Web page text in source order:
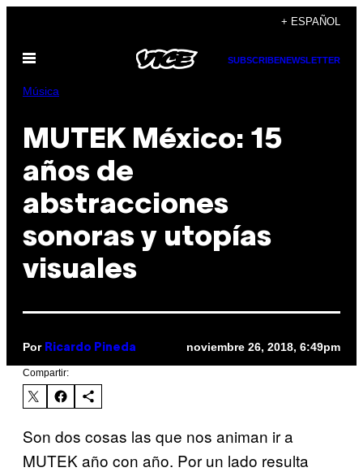
contenido
+ ESPAÑOL
Abrir
SUBSCRIBENEWSLETTER
Música
MUTEK México: 15
años de
abstracciones
sonoras y utopías
visuales
Por Ricardo Pineda noviembre 26, 2018, 6:49pm
Compartir:
Son dos cosas las que nos animan ir a
MUTEK año con año. Por un lado resulta